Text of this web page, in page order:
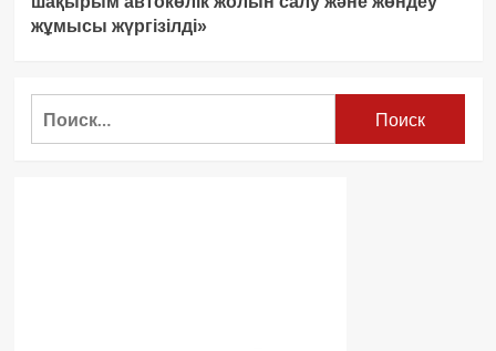
жұмысы жүргізілді»